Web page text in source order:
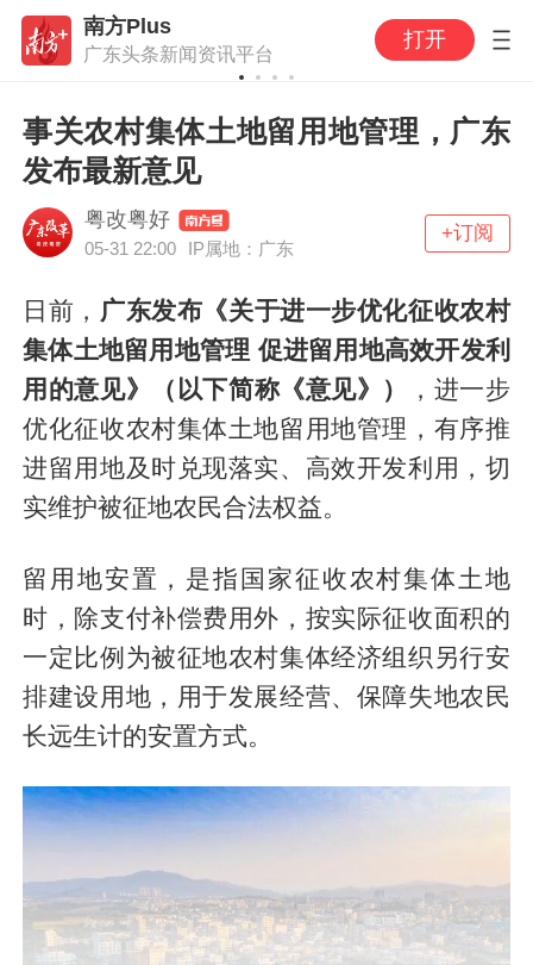
南方Plus
广东头条新闻资讯平台
打开
事关农村集体土地留用地管理，广东
发布最新意见
粤改粤好
05-31 22:00 IP属地：广东
+订阅
日前， 广东发布《关于进一步优化征收农村
集体土地留用地管理 促进留用地高效开发利
用的意见》
（以下简称《意见》）
，进一步
优化征收农村集体土地留用地管理，有序推
进留用地及时兑现落实、高效开发利用，切
实维护被征地农民合法权益。
留用地安置，是指国家征收农村集体土地
时，除支付补偿费用外，按实际征收面积的
一定比例为被征地农村集体经济组织另行安
排建设用地，用于发展经营、保障失地农民
长远生计的安置方式。